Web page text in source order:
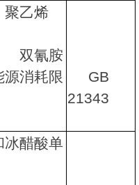
聚乙烯
醇、
消耗限
GB
21343
冰醋酸单
耗